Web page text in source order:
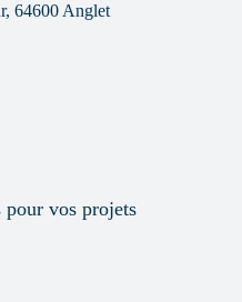
64600 Anglet
pour vos projets